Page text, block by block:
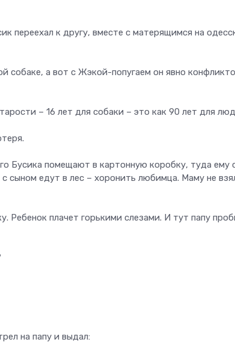
переехал к другу, вместе с матерящимся на
собаке, а вот с Жэкой-попугаем он явно
– 16 лет для собаки – это как 90 лет для
Бусика помещают в картонную коробку, туда ему
сыном едут в лес – хоронить любимца. Маму не
Ребенок плачет горькими слезами. И тут папу
на папу и выдал: